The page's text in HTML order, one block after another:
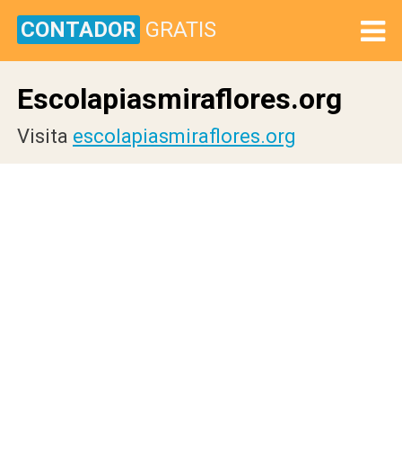
CONTADOR GRATIS
Escolapiasmiraflores.org
Visita escolapiasmiraflores.org